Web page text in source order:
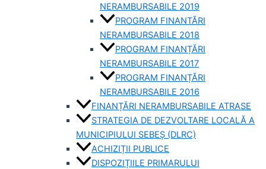
NERAMBURSABILE 2019
PROGRAM FINANTĂRI
NERAMBURSABILE 2018
PROGRAM FINANȚĂRI
NERAMBURSABILE 2017
PROGRAM FINANȚĂRI
NERAMBURSABILE 2016
FINANȚĂRI NERAMBURSABILE ATRASE
STRATEGIA DE DEZVOLTARE LOCALĂ A
MUNICIPIULUI SEBEȘ (DLRC)
ACHIZIȚII PUBLICE
DISPOZIȚIILE PRIMARULUI